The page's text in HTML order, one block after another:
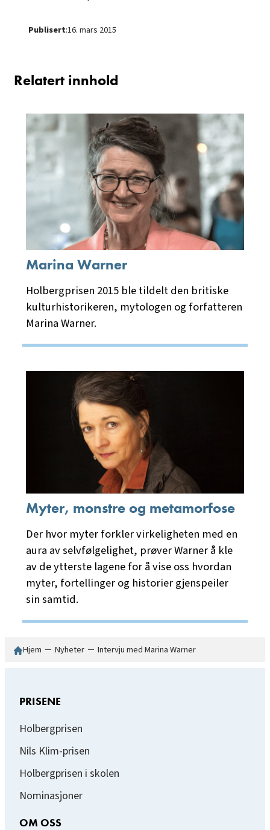
Publisert:16. mars 2015
Relatert innhold
Marina Warner
Holbergprisen 2015 ble tildelt den britiske
kulturhistorikeren, mytologen og forfatteren
Marina Warner.
Myter, monstre og metamorfose
Der hvor myter forkler virkeligheten med en
aura av selvfølgelighet, prøver Warner å kle
av de ytterste lagene for å vise oss hvordan
myter, fortellinger og historier gjenspeiler
sin samtid.
Hjem ─ Nyheter ─ Intervju med Marina Warner
PRISENE
Holbergprisen
Nils Klim-prisen
Holbergprisen i skolen
Nominasjoner
OM OSS